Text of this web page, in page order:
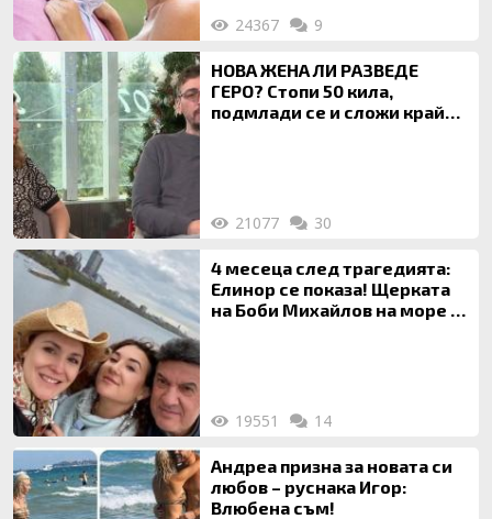
24367 9
НОВА ЖЕНА ЛИ РАЗВЕДЕ
ГЕРО? Стопи 50 кила,
подмлади се и сложи край
21077 30
4 месеца след трагедията:
Елинор се показа! Щерката
на Боби Михайлов на море с
19551 14
Андреа призна за новата си
любов – руснака Игор:
Влюбена съм!